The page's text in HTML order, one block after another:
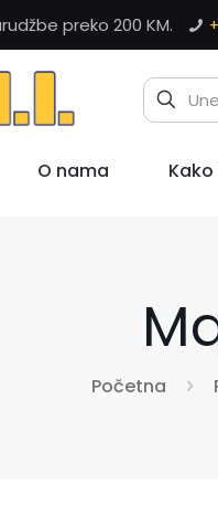
preko 200 KM.
O nama
Početna